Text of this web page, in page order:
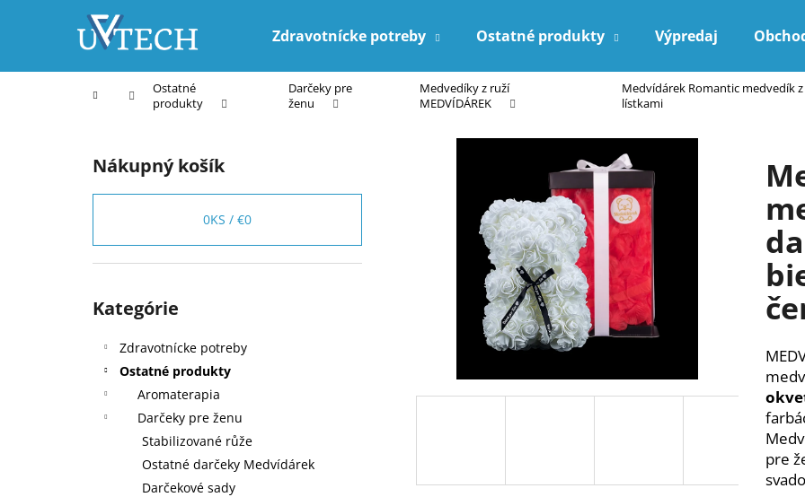
Zdravotnícke potreby Ostatné produkty Výpredaj
Domov
Ostatné
produkty
Darčeky pre
ženu
Medvedíky z ruží
MEDVÍDÁREK
Medvídárek Romantic medvedík
lístkami
Nákupný košík
0KS / €0
kategórie
Kategórie
Zdravotnícke potreby
Ostatné produkty
Aromaterapia
Darčeky pre ženu
Stabilizované růže
Ostatné darčeky Medvídárek
Darčekové sady
pre
í
Späť
do
Späť
do
Čo potrebujete nájsť?
HĽADAŤ
Odporúčame